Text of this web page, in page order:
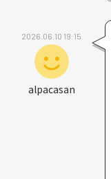
2026.06.10 19:15
alpacasan